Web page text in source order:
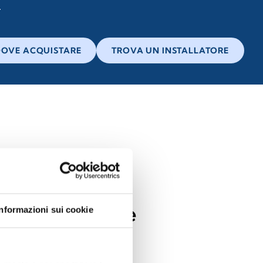
sui cookie
ACQUISTARE TROVA UN INSTALLATORE
noi!
scuole